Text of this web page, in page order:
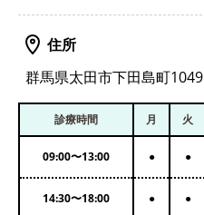
住所
群馬県太田市下田島町1049
診療時間 月 火
09:00〜13:00 ● ●
14:30〜18:00 ● ●